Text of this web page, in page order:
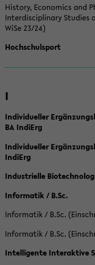
History, Economics and
Interdisciplinary Studies
WiSe 23/24)
Hochschulsport
I
Individueller
BA IndiErg
Individueller
IndiErg
Industrielle
Informatik / B.Sc.
Informatik / B.Sc.
Informatik / B.Sc.
Intelligente Interaktive